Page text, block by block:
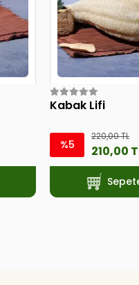
Kabak Lifi
%5
220,00 TL
210,00